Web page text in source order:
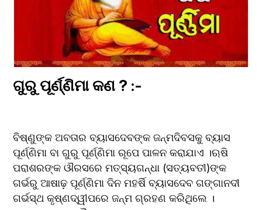
ଗୁରୁ ପୂର୍ଣ୍ଣିମା କଣ ? :-
ବିଷ୍ଣୁଙ୍କ ଅବତାର ବ୍ୟାସଦେବଙ୍କ ଜନ୍ମଦିବସକୁ ବ୍ୟାସ
ପୂର୍ଣ୍ଣିମା ବା ଗୁରୁ ପୂର୍ଣ୍ଣିମା ରୂପେ ପାଳନ କରାଯାଏ ।ଋଷି
ପରାଶରଙ୍କ ଔରସରେ ମତ୍ସ୍ୟଗନ୍ଧା (ସତ୍ୟବତୀ)ଙ୍କ
ଗର୍ଭରୁ ଆଷାଢ଼ ପୂର୍ଣ୍ଣିମା ଦିନ ମହର୍ଷି ବ୍ୟାସଦେବ ଗଙ୍ଗାନଦୀ
ଗର୍ଭସ୍ଥ କୃଷ୍ଣଦ୍ୱୀପରେ ଜନ୍ମ ଗ୍ରହଣ କରିଥିଲେ ।